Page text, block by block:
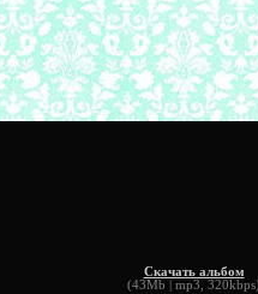
Скачать альбом
(43Mb | mp3, 320kbps)